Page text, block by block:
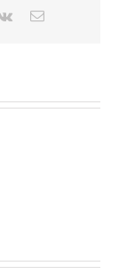
Vk Email